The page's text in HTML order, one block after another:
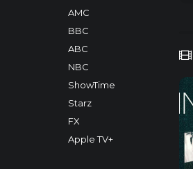
AMC
BBC
ABC
NBC
ShowTime
Starz
FX
Apple TV+